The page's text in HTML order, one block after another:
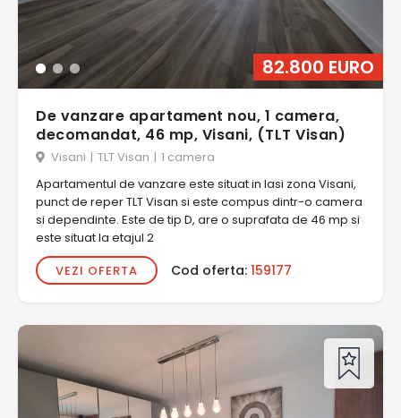
82.800 EURO
De vanzare apartament nou, 1 camera,
decomandat, 46 mp, Visani, (TLT Visan)
Visani | TLT Visan | 1 camera
Apartamentul de vanzare este situat in Iasi zona Visani,
punct de reper TLT Visan si este compus dintr-o camera
si dependinte. Este de tip D, are o suprafata de 46 mp si
este situat la etajul 2
VEZI OFERTA
Cod oferta: 159177